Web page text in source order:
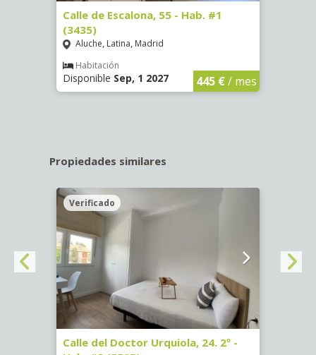
Calle de Escalona, 55 - Hab. #1
(3435)
Aluche, Latina, Madrid
Habitación
Disponible Sep, 1 2027 445 €/ mes
Propiedades similares
Verificado
Calle del Doctor Urquiola, 24. 2º -